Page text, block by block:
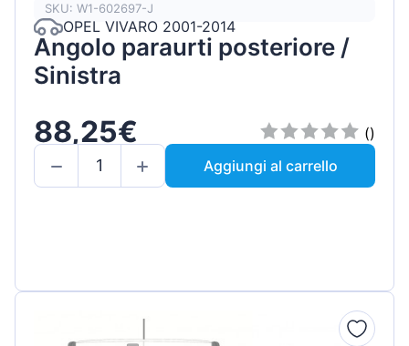
SKU: W1-602697-J
OPEL VIVARO 2001-2014
Angolo paraurti posteriore /
Sinistra
88,25€
()
Aggiungi al carrello